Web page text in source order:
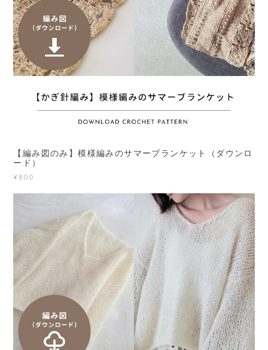
【編み図のみ】模様編みのサマーブランケット（ダウンロ
ード）
¥800